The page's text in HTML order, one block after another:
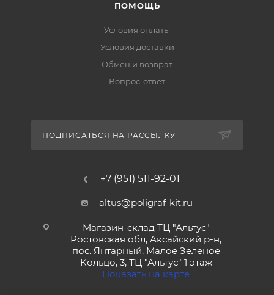
ПОМОЩЬ
Условия оплаты
Условия доставки
Обмен и возврат
Вопрос-ответ
ПОДПИСАТЬСЯ НА РАССЫЛКУ
+7 (951) 511-92-01
altus@poligraf-kit.ru
Магазин-склад ТЦ "Альтус"
Ростовская обл, Аксайский р-н,
пос. Янтарный, Малое Зеленое
Кольцо, 3, ТЦ "Альтус" 1 этаж
Показать на карте